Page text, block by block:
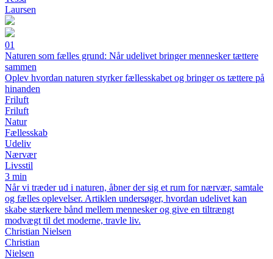
Laursen
01
Naturen som fælles grund: Når udelivet bringer mennesker tættere
sammen
Oplev hvordan naturen styrker fællesskabet og bringer os tættere på
hinanden
Friluft
Friluft
Natur
Fællesskab
Udeliv
Nærvær
Livsstil
3 min
Når vi træder ud i naturen, åbner der sig et rum for nærvær, samtale
og fælles oplevelser. Artiklen undersøger, hvordan udelivet kan
skabe stærkere bånd mellem mennesker og give en tiltrængt
modvægt til det moderne, travle liv.
Christian Nielsen
Christian
Nielsen